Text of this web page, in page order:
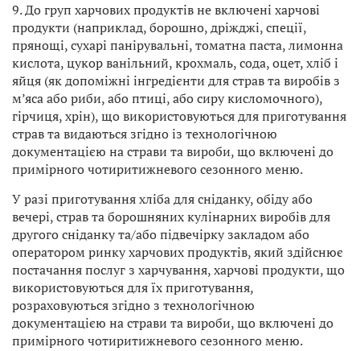
9. До груп харчових продуктів не включені харчові
продукти (наприклад, борошно, дріжджі, спеції,
прянощі, сухарі панірувальні, томатна паста, лимонна
кислота, цукор ванільний, крохмаль, сода, оцет, хліб і
яйця (як допоміжні інгредієнти для страв та виробів з
м’яса або риби, або птиці, або сиру кисломочного),
гірчиця, хрін), що використовуються для приготування
страв та видаються згідно із технологічною
документацією на страви та вироби, що включені до
примірного чотиритижневого сезонного меню.
У разі приготування хліба для сніданку, обіду або
вечері, страв та борошняних кулінарних виробів для
другого сніданку та/або підвечірку закладом або
оператором ринку харчових продуктів, який здійснює
постачання послуг з харчування, харчові продукти, що
використовуються для їх приготування,
розраховуються згідно з технологічною
документацією на страви та вироби, що включені до
примірного чотиритижневого сезонного меню.